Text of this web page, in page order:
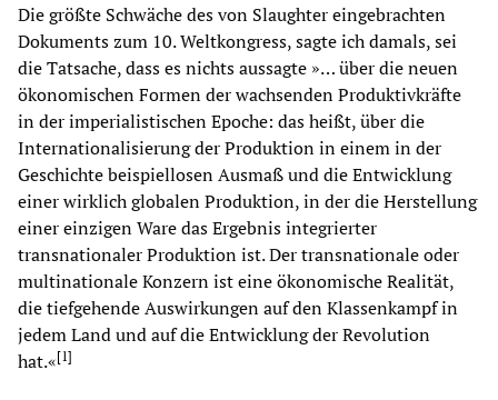
Die größte Schwäche des von Slaughter eingebrachten
Dokuments zum 10. Weltkongress, sagte ich damals, sei
die Tatsache, dass es nichts aussagte »… über die neuen
ökonomischen Formen der wachsenden Produktivkräfte
in der imperialistischen Epoche: das heißt, über die
Internationalisierung der Produktion in einem in der
Geschichte beispiellosen Ausmaß und die Entwicklung
einer wirklich globalen Produktion, in der die Herstellung
einer einzigen Ware das Ergebnis integrierter
transnationaler Produktion ist. Der transnationale oder
multinationale Konzern ist eine ökonomische Realität,
die tiefgehende Auswirkungen auf den Klassenkampf in
jedem Land und auf die Entwicklung der Revolution
hat.«[1]